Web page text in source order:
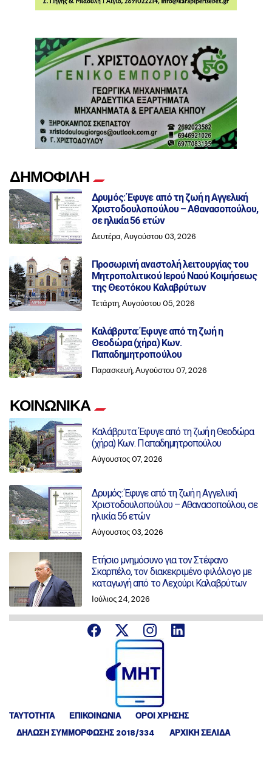
ΔΗΜΟΦΙΛΗ
Δρυμός: Έφυγε από τη ζωή η Αγγελική
Χριστοδουλοπούλου – Αθανασοπούλου,
σε ηλικία 56 ετών
Δευτέρα, Αυγούστου 03, 2026
Προσωρινή αναστολή λειτουργίας του
Μητροπολιτικού Ιερού Ναού Κοιμήσεως
της Θεοτόκου Καλαβρύτων
Τετάρτη, Αυγούστου 05, 2026
Καλάβρυτα: Έφυγε από τη ζωή η
Θεοδώρα (χήρα) Κων.
Παπαδημητροπούλου
Παρασκευή, Αυγούστου 07, 2026
ΚΟΙΝΩΝΙΚΑ
Καλάβρυτα: Έφυγε από τη ζωή η Θεοδώρα
(χήρα) Κων. Παπαδημητροπούλου
Αύγουστος 07, 2026
Δρυμός: Έφυγε από τη ζωή η Αγγελική
Χριστοδουλοπούλου – Αθανασοπούλου, σε
ηλικία 56 ετών
Αύγουστος 03, 2026
Ετήσιο μνημόσυνο για τον Στέφανο
Σκαρπέλο, τον διακεκριμένο φιλόλογο με
καταγωγή από το Λεχούρι Καλαβρύτων
Ιούλιος 24, 2026
ΤΑΥΤΟΤΗΤΑ ΕΠΙΚΟΙΝΩΝΙΑ
ΟΡΟΙ ΧΡΗΣΗΣ
ΔΉΛΩΣΗ ΣΥΜΜΌΡΦΩΣΗΣ 2018/334
ΑΡΧΙΚΗ ΣΕΛΙΔΑ